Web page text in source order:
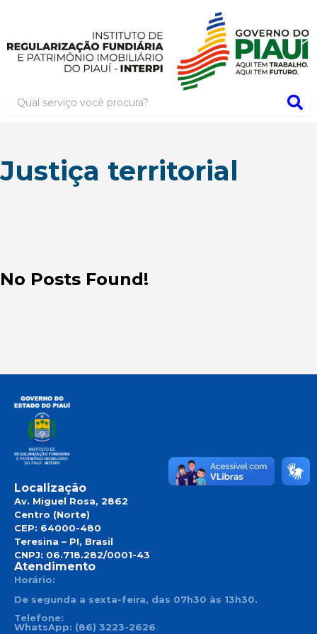
Justiça territorial
No Posts Found!
Localização
Av. Miguel Rosa, 2862
Centro (Norte)
CEP: 64000-480
Teresina – PI, Brasil
CNPJ: 06.718.282/0001-43
Atendimento
Horário:
De segunda a sexta-feira, das 07h30 às 13h30.
Telefone:
WhatsApp: (86) 3223-2626